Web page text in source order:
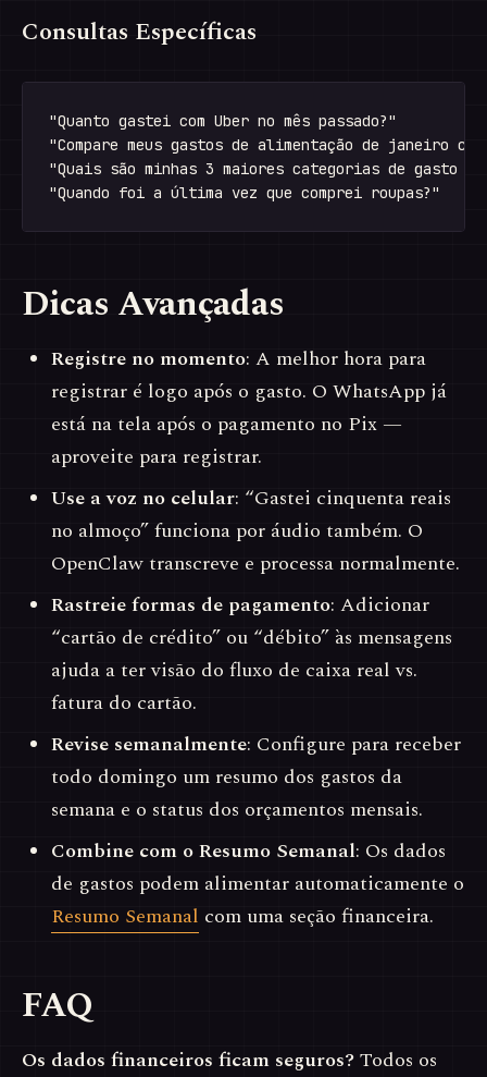
Consultas Específicas
"Quanto gastei com Uber no mês passado?"
"Compare meus gastos de alimentação de janeiro com
"Quais são minhas 3 maiores categorias de gasto
Dicas Avançadas
Registre no momento: A melhor hora para
registrar é logo após o gasto. O WhatsApp já
está na tela após o pagamento no Pix —
aproveite para registrar.
Use a voz no celular: “Gastei cinquenta reais
no almoço” funciona por áudio também. O
OpenClaw transcreve e processa normalmente.
Rastreie formas de pagamento: Adicionar
“cartão de crédito” ou “débito” às mensagens
ajuda a ter visão do fluxo de caixa real vs.
fatura do cartão.
Revise semanalmente: Configure para receber
todo domingo um resumo dos gastos da
semana e o status dos orçamentos mensais.
Combine com o Resumo Semanal: Os dados
de gastos podem alimentar automaticamente o
Resumo Semanal com uma seção financeira.
FAQ
Os dados financeiros ficam seguros?Todos os